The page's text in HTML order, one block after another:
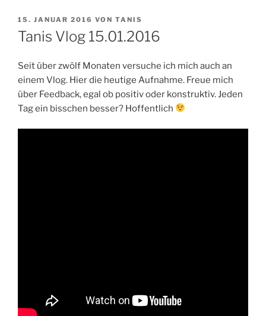
VERÖFFENTLICHT
AM
15. JANUAR 2016 VON TANIS
Tanis Vlog 15.01.2016
Seit über zwölf Monaten versuche ich mich auch an
einem Vlog. Hier die heutige Aufnahme. Freue mich
über Feedback, egal ob positiv oder konstruktiv. Jeden
Tag ein bisschen besser? Hoffentlich